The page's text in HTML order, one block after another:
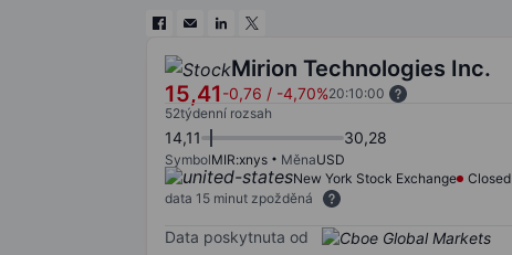
Mirion Technologies Inc.
15,41-0,76 / -4,70%20:10:00
52týdenní rozsah
14,11 30,28
SymbolMIR:xnys MěnaUSD
New York Stock Exchange
Closed
data 15 minut zpožděná
Data poskytnuta od